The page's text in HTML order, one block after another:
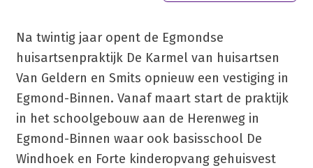
Na twintig jaar opent de Egmondse
huisartsenpraktijk De Karmel van huisartsen
Van Geldern en Smits opnieuw een vestiging in
Egmond-Binnen. Vanaf maart start de praktijk
in het schoolgebouw aan de Herenweg in
Egmond-Binnen waar ook basisschool De
Windhoek en Forte kinderopvang gehuisvest